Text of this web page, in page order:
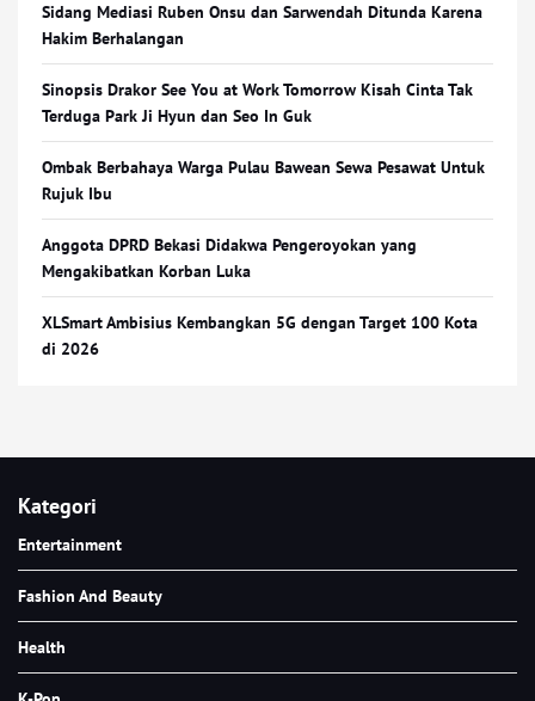
Sidang Mediasi Ruben Onsu dan Sarwendah Ditunda Karena
Hakim Berhalangan
Sinopsis Drakor See You at Work Tomorrow Kisah Cinta Tak
Terduga Park Ji Hyun dan Seo In Guk
Ombak Berbahaya Warga Pulau Bawean Sewa Pesawat Untuk
Rujuk Ibu
Anggota DPRD Bekasi Didakwa Pengeroyokan yang
Mengakibatkan Korban Luka
XLSmart Ambisius Kembangkan 5G dengan Target 100 Kota
di 2026
Kategori
Entertainment
Fashion And Beauty
Health